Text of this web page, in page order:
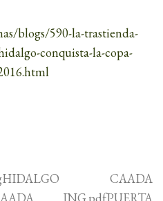
blogs/590-la-trastienda-
conquista-la-copa-
CAADA
ING.pdfPUERTA